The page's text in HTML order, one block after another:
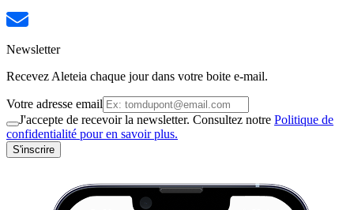
Newsletter
Recevez Aleteia chaque jour dans votre boite e-mail.
Votre adresse email
J'accepte de recevoir la newsletter. Consultez notre Politique de
confidentialité pour en savoir plus.
S'inscrire